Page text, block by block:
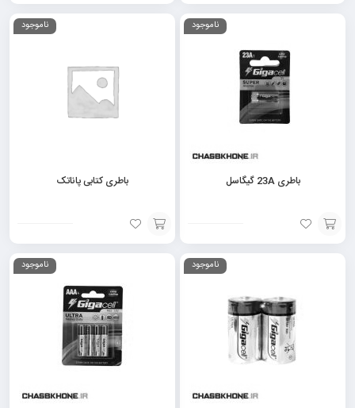
افزودن
افزودن
ناموجود
باطری 23A گیگاسل
افزودن
ناموجود
باطری کتابی پاناتک
افزودن
ناموجود ناموجود